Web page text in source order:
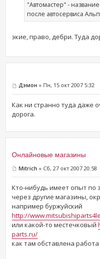
"Автомастер" -
после автосервиса
экие, право, дебри. Туда
Дэмон » Пн, 15 окт 2007 5:32
Как ни странно туда даже
дорога.
Онлайновые магазины
Mitrich » Сб, 27 окт 2007 20:58
Кто-нибудь имеет опыт по
через другие магазины,
например буржуйский
http://
или какой-то местечковый
parts.ru/
как там обставлена